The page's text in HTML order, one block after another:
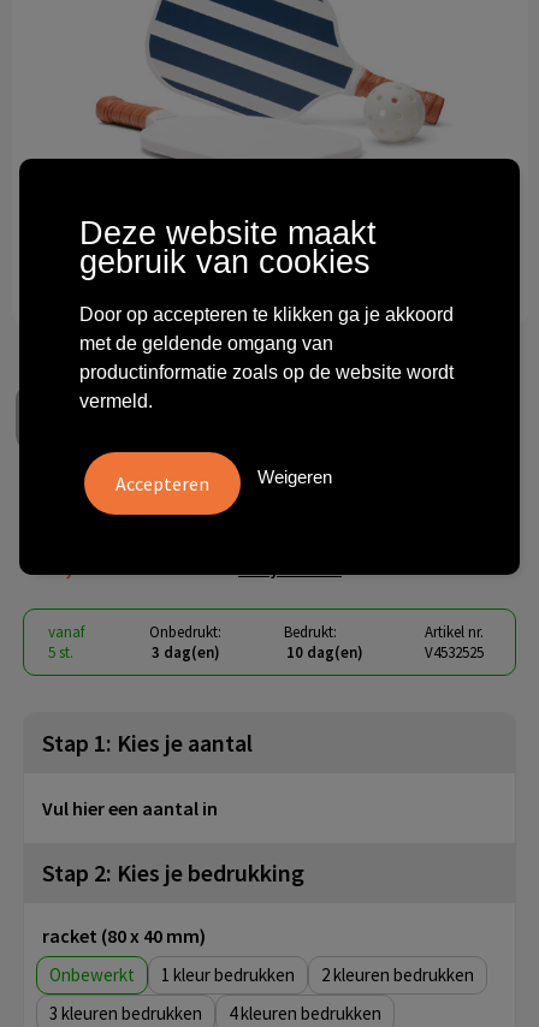
Technologie & gadgets
Themageschenken
VINGA Lagoa pickleballset
€ 21,07
vanaf
5 st.
Onbedrukt:
3 dag(en)
Bedrukt:
10 dag(en)
Artikel nr.
V4532525
Stap 1: Kies je aantal
Vul hier een aantal in
Stap 2: Kies je bedrukking
racket (80 x 40 mm)
Onbewerkt 1
2
3
4
Deze website maakt
gebruik van cookies
Door op accepteren te klikken ga je akkoord
met de geldende omgang van
productinformatie zoals op de website wordt
vermeld.
Weigeren